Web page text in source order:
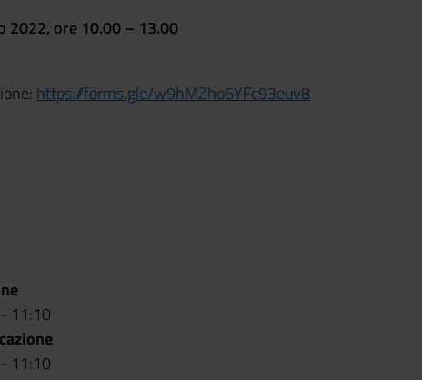
2022, ore 10.00 – 13.00
https://forms.gle/w9hMZho6YFc93euv8
11:10
11:10